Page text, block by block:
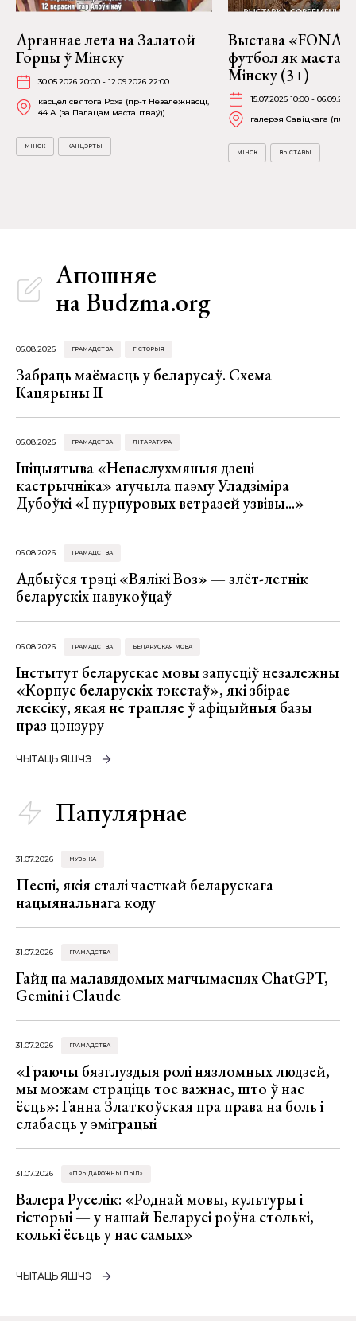
Арганнае лета на Залатой
Горцы ў Мінску
30.05.2026 20:00 - 12.09.2026 22:00
касцёл святога Роха (пр-т Незалежнасці,
44 А (за Палацам мастацтваў))
МІНСК КАНЦЭРТЫ
Выстава
футбол як
Мінску (3+)
15.07.2026 10:00 -
галерэя Савіцкага (пл.
МІНСК ВЫСТАВЫ
Апошняе
на Budzma.org
06.08.2026 ГРАМАДСТВА ГІСТОРЫЯ
Забраць маёмасць у беларусаў. Схема
Кацярыны ІІ
06.08.2026 ГРАМАДСТВА ЛІТАРАТУРА
Ініцыятыва «Непаслухмяныя дзеці
кастрычніка» агучыла паэму Уладзіміра
Дубоўкі «І пурпуровых ветразей узвівы...»
06.08.2026 ГРАМАДСТВА
Адбыўся трэці «Вялікі Воз» — злёт-летнік
беларускіх навукоўцаў
06.08.2026 ГРАМАДСТВА БЕЛАРУСКАЯ МОВА
Інстытут беларускае мовы запусціў незалежны
«Корпус беларускіх тэкстаў», які збірае
лексіку, якая не трапляе ў афіцыйныя базы
праз цэнзуру
ЧЫТАЦЬ ЯШЧЭ
Папулярнае
31.07.2026 МУЗЫКА
Песні, якія сталі часткай беларускага
нацыянальнага коду
31.07.2026 ГРАМАДСТВА
Гайд па малавядомых магчымасцях ChatGPT,
Gemini і Claude
31.07.2026 ГРАМАДСТВА
«Граючы бязглуздыя ролі нязломных людзей,
мы можам страціць тое важнае, што ў нас
ёсць»: Ганна Златкоўская пра права на боль і
слабасць у эміграцыі
31.07.2026 «ПРЫДАРОЖНЫ ПЫЛ»
Валера Руселік: «Роднай мовы, культуры і
гісторыі — у нашай Беларусі роўна столькі,
колькі ёсьць у нас самых»
ЧЫТАЦЬ ЯШЧЭ